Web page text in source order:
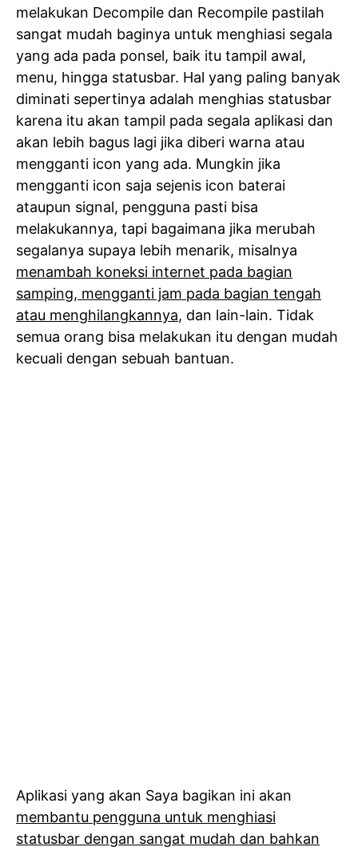
melakukan Decompile dan Recompile pastilah
sangat mudah baginya untuk menghiasi segala
yang ada pada ponsel, baik itu tampil awal,
menu, hingga statusbar. Hal yang paling banyak
diminati sepertinya adalah menghias statusbar
karena itu akan tampil pada segala aplikasi dan
akan lebih bagus lagi jika diberi warna atau
mengganti icon yang ada. Mungkin jika
mengganti icon saja sejenis icon baterai
ataupun signal, pengguna pasti bisa
melakukannya, tapi bagaimana jika merubah
segalanya supaya lebih menarik, misalnya
menambah koneksi internet pada bagian
samping, mengganti jam pada bagian tengah
atau menghilangkannya, dan lain-lain. Tidak
semua orang bisa melakukan itu dengan mudah
kecuali dengan sebuah bantuan.
Aplikasi yang akan Saya bagikan ini akan
membantu pengguna untuk menghiasi
statusbar dengan sangat mudah dan bahkan